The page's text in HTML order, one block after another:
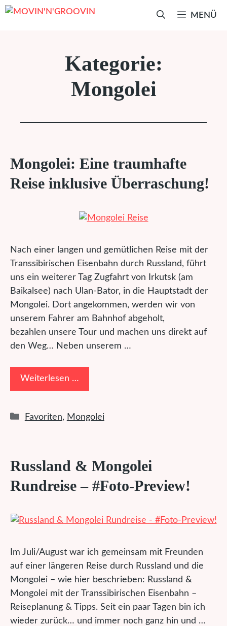
Zum
MENÜ
Kategorie:
Mongolei
Mongolei: Eine traumhafte
Reise inklusive Überraschung!
Nach einer langen und gemütlichen Reise mit der
Transsibirischen Eisenbahn durch Russland, führt
uns ein weiterer Tag Zugfahrt von Irkutsk (am
Baikalsee) nach Ulan-Bator, in die Hauptstadt der
Mongolei. Dort angekommen, werden wir von
unserem Fahrer am Bahnhof abgeholt,
bezahlen unsere Tour und machen uns direkt auf
den Weg… Neben unserem …
Weiterlesen …
Kategorien
Favoriten, Mongolei
Russland & Mongolei
Rundreise – #Foto-Preview!
Im Juli/August war ich gemeinsam mit Freunden
auf einer längeren Reise durch Russland und die
Mongolei – wie hier beschrieben: Russland &
Mongolei mit der Transsibirischen Eisenbahn –
Reiseplanung & Tipps. Seit ein paar Tagen bin ich
wieder zurück… und immer noch ganz hin und …